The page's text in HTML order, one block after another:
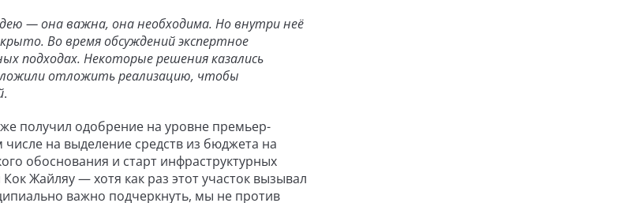
— она важна, она необходима. Но внутри неё
Во время обсуждений экспертное
подходах. Некоторые решения казались
отложить реализацию, чтобы
.
получил одобрение на уровне премьер-
на выделение средств из бюджета на
обоснования и старт инфраструктурных
Жайляу — хотя как раз этот участок вызывал
важно подчеркнуть, мы не против